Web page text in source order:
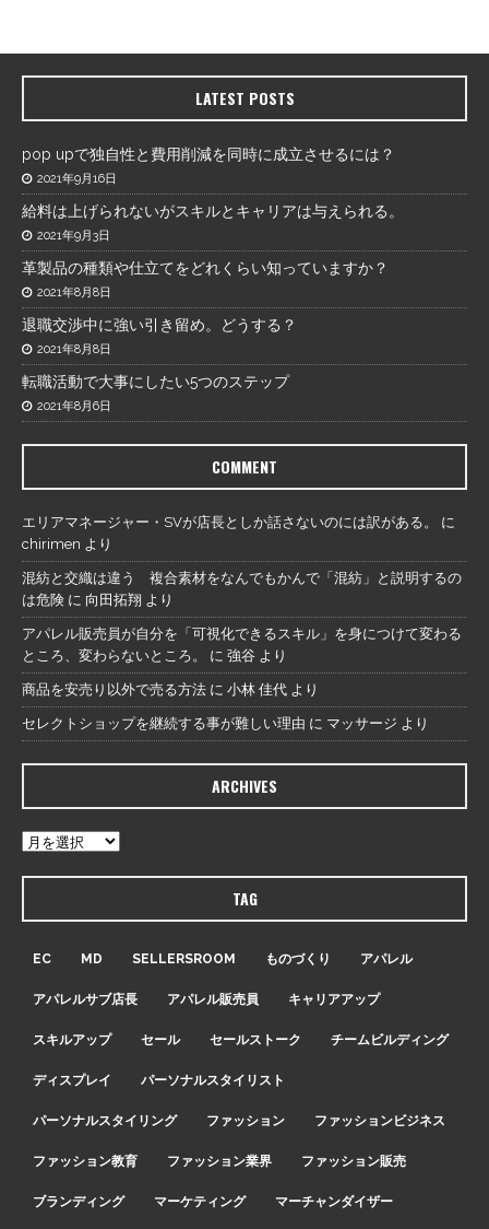
LATEST POSTS
pop upで独自性と費用削減を同時に成立させるには？
2021年9月16日
給料は上げられないがスキルとキャリアは与えられる。
2021年9月3日
革製品の種類や仕立てをどれくらい知っていますか？
2021年8月8日
退職交渉中に強い引き留め。どうする？
2021年8月8日
転職活動で大事にしたい5つのステップ
2021年8月6日
COMMENT
エリアマネージャー・SVが店長としか話さないのには訳がある。
に
chirimen より
混紡と交織は違う 複合素材をなんでもかんで「混紡」と説明するの
は危険 に 向田拓翔 より
アパレル販売員が自分を「可視化できるスキル」を身につけて変わる
ところ、変わらないところ。
に 強谷 より
商品を安売り以外で売る方法 に 小林 佳代 より
セレクトショップを継続する事が難しい理由 に マッサージ より
ARCHIVES
TAG
EC MD SELLERSROOM ものづくり アパレル
アパレルサブ店長 アパレル販売員 キャリアアップ
スキルアップ セール セールストーク チームビルディング
ディスプレイ パーソナルスタイリスト
パーソナルスタイリング ファッション ファッションビジネス
ファッション教育 ファッション業界 ファッション販売
ブランディング マーケティング マーチャンダイザー